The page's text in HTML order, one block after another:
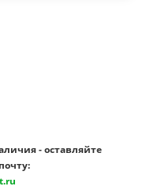
- оставляйте